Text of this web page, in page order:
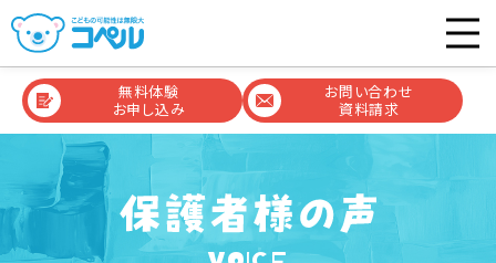
無料体験
お申し込み
お問い合わせ
資料請求